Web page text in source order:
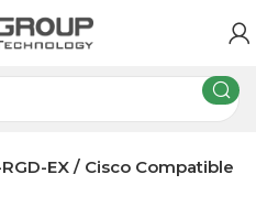
EX / Cisco Compatible